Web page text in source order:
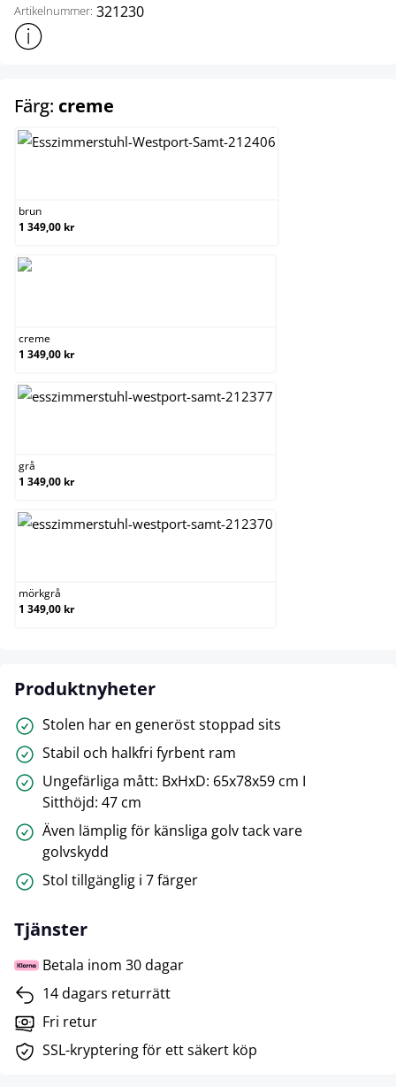
Artikelnummer: 321230
Visa mer produktinformation
Färg: creme
brun
1 349,00 kr
creme
1 349,00 kr
grå
1 349,00 kr
mörkgrå
1 349,00 kr
Produktnyheter
Stolen har en generöst stoppad sits
Stabil och halkfri fyrbent ram
Ungefärliga mått: BxHxD: 65x78x59 cm I
Sitthöjd: 47 cm
Även lämplig för känsliga golv tack vare
golvskydd
Stol tillgänglig i 7 färger
Tjänster
Betala inom 30 dagar
14 dagars returrätt
Fri retur
SSL-kryptering för ett säkert köp